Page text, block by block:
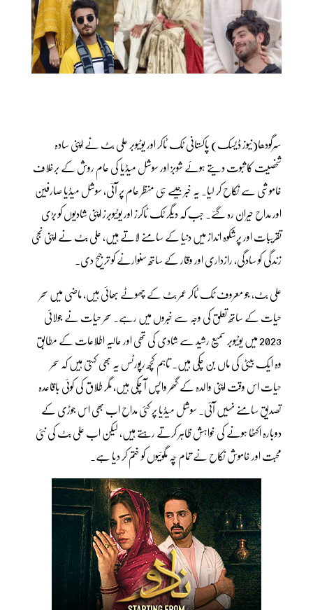
سرگودھا(نیوز ڈیسک) پاکستانی ٹک ٹاکر اور یوٹیوبر علی بٹ نے اپنی سادہ
شخصیت کا ثبوت دیتے ہوئے شوبز اور سوشل میڈیا کی عام روش کے برخلاف
خاموشی سے نکاح کر لیا۔ یہ خبر جیسے ہی منظر عام پر آئی، سوشل میڈیا صارفین
اور مداح حیران رہ گئے۔ جب کہ دیگر ٹک ٹاکرز اور یوٹیوبرز اپنی شادیوں کو بڑی
تقریبات اور پرشکوہ انداز میں دنیا کے سامنے لاتے ہیں، علی بٹ نے اپنی نجی
زندگی کو سادگی، رازداری اور وقار کے ساتھ سنوارنے کو ترجیح دی۔
علی بٹ، جو معروف ٹک ٹاکر عمر بٹ کے چھوٹے بھائی ہیں، ماضی میں سحر
حیات کے ساتھ تعلق کی وجہ سے خبروں میں رہے۔ سحر حیات نے جولائی
2023 میں یوٹیوبر سمیع رشید سے شادی کی تھی اور حالیہ اطلاعات کے مطابق
وہ ایک بیٹی کی ماں بن چکی ہیں۔ تاہم کچھ رپورٹس یہ بھی کہتی ہیں کہ سحر
حیات اس وقت اپنی والدہ کے گھر واپس آ چکی ہیں، مگر طلاق کی کوئی باقاعدہ
تصدیق سامنے نہیں آئی۔ سوشل میڈیا پر کئی مداح اب بھی اس جوڑی کے
دوبارہ اکٹھا ہونے کی خواہش ظاہر کرتے رہتے ہیں، لیکن اب علی بٹ کی نئی
محبت اور خاموش نکاح نے تمام چہ مگوئیوں کو ختم کر دیا ہے۔